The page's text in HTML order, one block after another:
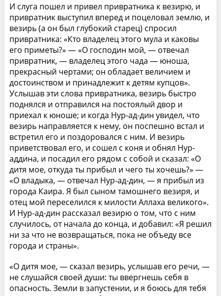
И слуга пошел и привел привратника к везирю, и
привратник выступил вперед и поцеловал землю, и
везирь (а он был глубокий старец) спросил
привратника: «Кто владелец этого мула и каковы
его приметы?» — «О господин мой, — отвечал
привратник, — владелец этого чада — юноша,
прекрасный чертами; он обладает величием и
достоинством и принадлежит к детям купцов».
Услышав эти слова привратника, везирь быстро
поднялся и отправился на постоялый двор и
приехал к юноше; и когда Нур-ад-дин увидел, что
везирь направляется к нему, он поспешно встал и
встретил его и поздоровался с ним. И везирь
приветствовал его, и сошел с коня и обнял Нур-
аддина, и посадил его рядом с собой и сказал: «О
дитя мое, откуда ты прибыл и чего ты хочешь?» —
«О владыка, — отвечал Нур-ад-дин, — я прибыл из
города Каира. Я был сыном тамошнего везиря, и
отец мой переселился к милости Аллаха великого».
И Нур-ад-дин рассказал везирю о том, что с ним
случилось, от начала до конца, и добавил: «Я решил
ни за что не возвращаться, пока не объеду все
города и страны».
«О дитя мое, — сказал везирь, услышав его речи, —
не слушайся своей души: ты ввергнешь себя в
опасность. Земли в запустении, и я боюсь для тебя